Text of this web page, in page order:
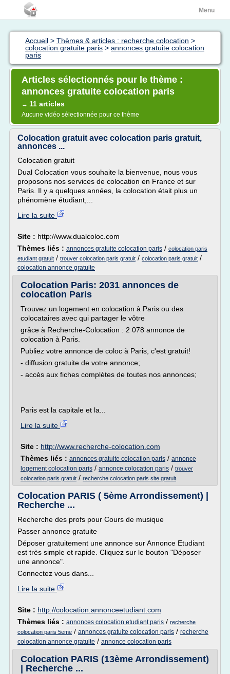
Menu
Accueil > Thèmes & articles : recherche colocation >
colocation gratuite paris > annonces gratuite colocation
paris
Articles sélectionnés pour le thème :
annonces gratuite colocation paris
→ 11 articles
Aucune vidéo sélectionnée pour ce thème
Colocation gratuit avec colocation paris gratuit,
annonces ...
Colocation gratuit
Dual Colocation vous souhaite la bienvenue, nous vous
proposons nos services de colocation en France et sur
Paris. Il y a quelques années, la colocation était plus un
phénomène étudiant,...
Lire la suite
Site : http://www.dualcoloc.com
Thèmes liés : annonces gratuite colocation paris / colocation paris
etudiant gratuit / trouver colocation paris gratuit / colocation paris gratuit /
colocation annonce gratuite
Colocation Paris: 2031 annonces de
colocation Paris
Trouvez un logement en colocation à Paris ou des
colocataires avec qui partager le vôtre
grâce à Recherche-Colocation : 2 078 annonce de
colocation à Paris.
Publiez votre annonce de coloc à Paris, c'est gratuit!
- diffusion gratuite de votre annonce;
- accès aux fiches complètes de toutes nos annonces;
Paris est la capitale et la...
Lire la suite
Site : http://www.recherche-colocation.com
Thèmes liés : annonces gratuite colocation paris / annonce
logement colocation paris / annonce colocation paris / trouver
colocation paris gratuit / recherche colocation paris site gratuit
Colocation PARIS ( 5ème Arrondissement) |
Recherche ...
Recherche des profs pour Cours de musique
Passer annonce gratuite
Déposer gratuitement une annonce sur Annonce Etudiant
est très simple et rapide. Cliquez sur le bouton "Déposer
une annonce".
Connectez vous dans...
Lire la suite
Site : http://colocation.annonceetudiant.com
Thèmes liés : annonces colocation etudiant paris / recherche
colocation paris 5eme / annonces gratuite colocation paris / recherche
colocation annonce gratuite / annonce colocation paris
Colocation PARIS (13ème Arrondissement)
| Recherche ...